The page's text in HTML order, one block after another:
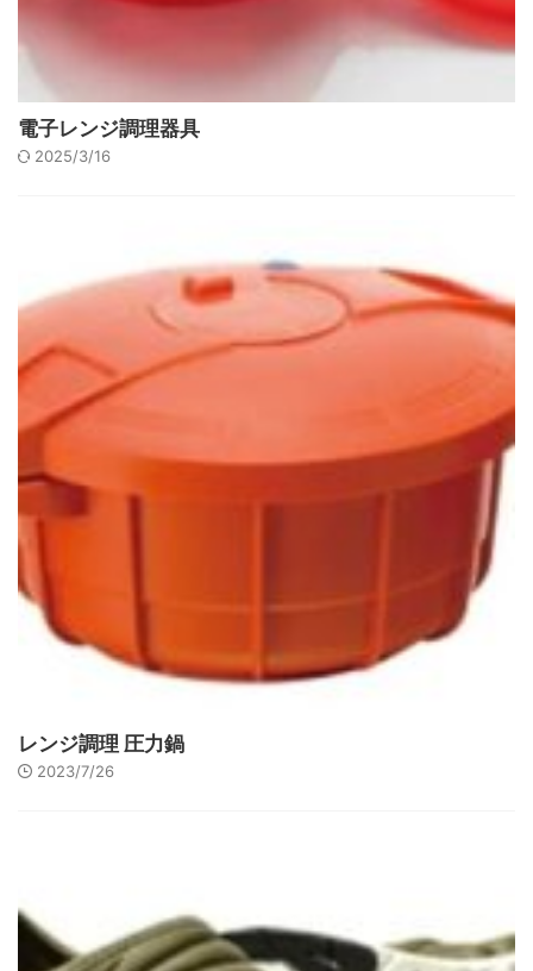
電子レンジ調理器具
2025/3/16
レンジ調理 圧力鍋
2023/7/26